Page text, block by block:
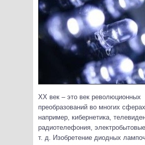
ХХ век – это век революционных
преобразований во многих
например, кибернетика,
радиотелефония,
т. д. Изобретение диодных